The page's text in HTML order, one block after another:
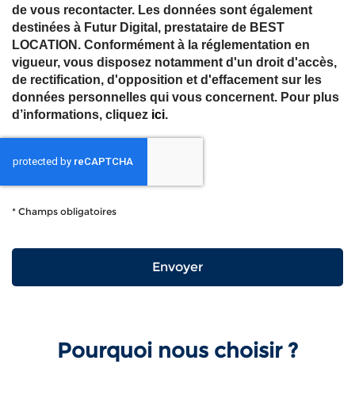
de vous recontacter. Les données sont également
destinées à Futur Digital, prestataire de BEST
LOCATION. Conformément à la réglementation en
vigueur, vous disposez notamment d'un droit d'accès,
de rectification, d'opposition et d'effacement sur les
données personnelles qui vous concernent. Pour plus
d’informations, cliquez ici.
* Champs obligatoires
Pourquoi nous choisir ?